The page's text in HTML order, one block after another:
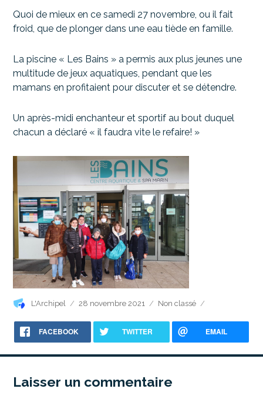
Quoi de mieux en ce samedi 27 novembre, ou il fait
froid, que de plonger dans une eau tiède en famille.
La piscine « Les Bains » a permis aux plus jeunes une
multitude de jeux aquatiques, pendant que les
mamans en profitaient pour discuter et se détendre.
Un après-midi enchanteur et sportif au bout duquel
chacun a déclaré « il faudra vite le refaire! »
Auteur
L'Archipel
Publié
28 novembre 2021 Catégories
Non classé
FACEBOOK TWITTER EMAIL
Laisser un commentaire